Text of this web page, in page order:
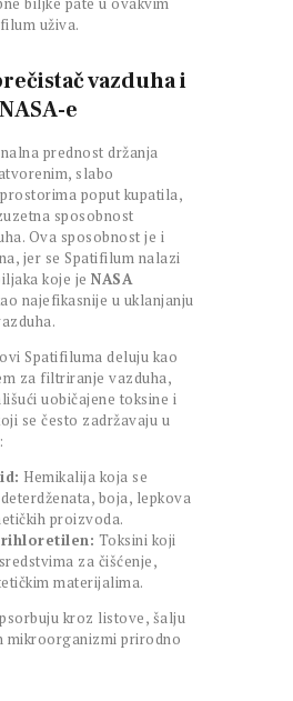
uživa.
vazduha i
e
prednost držanja
slabo
poput kupatila,
sposobnost
Ova sposobnost je i
jer se Spatifilum nalazi
koje je NASA
najefikasnije u uklanjanju
Spatifiluma deluju kao
za filtriranje vazduha,
uobičajene toksine i
se često zadržavaju u
Hemikalija koja se
boja, lepkova
proizvoda.
Toksini koji
za čišćenje,
materijalima.
kroz listove, šalju
mikroorganizmi prirodno